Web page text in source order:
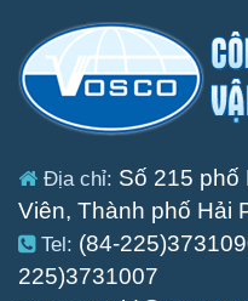
Địa chỉ: Số 215 phố
Viên, Thành phố Hải
Tel: (84-
225)3731007